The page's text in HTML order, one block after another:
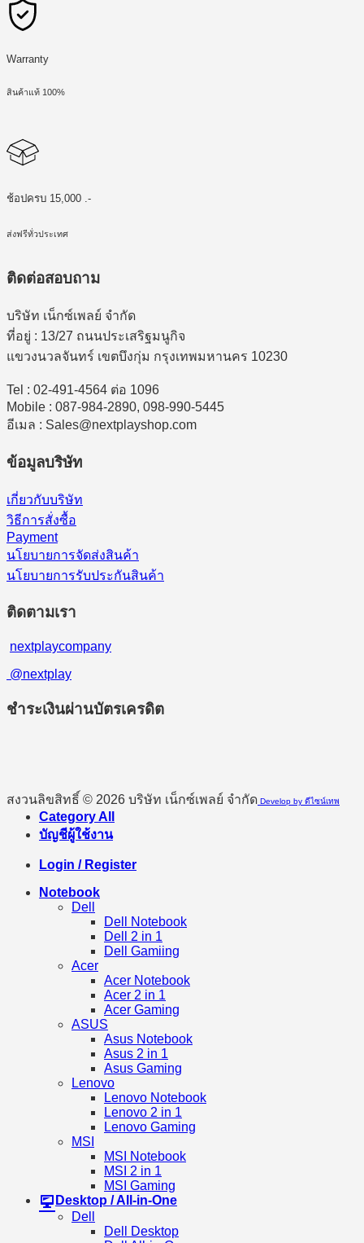
Warranty
สินค้าแท้ 100%
ช้อปครบ 15,000 .-
ส่งฟรีทั่วประเทศ
ติดต่อสอบถาม
บริษัท เน็กซ์เพลย์ จำกัด
ที่อยู่ : 13/27 ถนนประเสริฐมนูกิจ
แขวงนวลจันทร์ เขตบึงกุ่ม กรุงเทพมหานคร 10230
Tel : 02-491-4564 ต่อ 1096
Mobile : 087-984-2890, 098-990-5445
อีเมล : Sales@nextplayshop.com
ข้อมูลบริษัท
เกี่ยวกับบริษัท
วิธีการสั่งซื้อ
Payment
นโยบายการจัดส่งสินค้า
นโยบายการรับประกันสินค้า
ติดตามเรา
nextplaycompany
@nextplay
ชำระเงินผ่านบัตรเครดิต
สงวนลิขสิทธิ์ © 2026 บริษัท เน็กซ์เพลย์ จำกัด Develop by ดีไซน์เทพ
Category All
บัญชีผู้ใช้งาน
Login / Register
Notebook
Dell
Dell Notebook
Dell 2 in 1
Dell Gamiing
Acer
Acer Notebook
Acer 2 in 1
Acer Gaming
ASUS
Asus Notebook
Asus 2 in 1
Asus Gaming
Lenovo
Lenovo Notebook
Lenovo 2 in 1
Lenovo Gaming
MSI
MSI Notebook
MSI 2 in 1
MSI Gaming
Desktop / All-in-One
Dell
Dell Desktop